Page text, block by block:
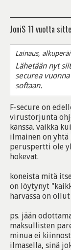
JoniS 11 vuotta
Lainaus,
Lähetään nyt
securea
softaan.
F-secure on
virustorjunta
kanssa. vaikka
ilmainen on yhtä
peruspertti ole
hokevat.
koneista mitä
on löytynyt
harvassa on
ps. jään
maksullisten
minua ei
ilmasella, sinä